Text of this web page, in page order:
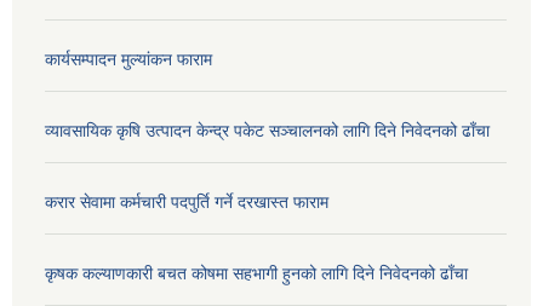
कार्यसम्पादन मुल्यांकन फाराम
व्यावसायिक कृषि उत्पादन केन्द्र पकेट सञ्चालनको लागि दिने निवेदनको ढाँचा
करार सेवामा कर्मचारी पदपुर्ति गर्ने दरखास्त फाराम
कृषक कल्याणकारी बचत कोषमा सहभागी हुनको लागि दिने निवेदनको ढाँचा